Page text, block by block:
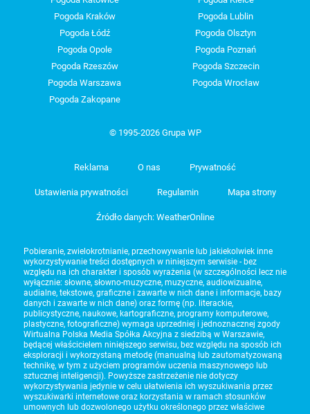
Pogoda Kraków
Pogoda Lublin
Pogoda Łódź
Pogoda Olsztyn
Pogoda Opole
Pogoda Poznań
Pogoda Rzeszów
Pogoda Szczecin
Pogoda Warszawa
Pogoda Wrocław
Pogoda Zakopane
© 1995-2026 Grupa WP
Reklama O nas Prywatność
Ustawienia prywatności Regulamin Mapa strony
Źródło danych: WeatherOnline
Pobieranie, zwielokrotnianie, przechowywanie lub jakiekolwiek inne
wykorzystywanie treści dostępnych w niniejszym serwisie - bez
względu na ich charakter i sposób wyrażenia (w szczególności lecz nie
wyłącznie: słowne, słowno-muzyczne, muzyczne, audiowizualne,
audialne, tekstowe, graficzne i zawarte w nich dane i informacje, bazy
danych i zawarte w nich dane) oraz formę (np. literackie,
publicystyczne, naukowe, kartograficzne, programy komputerowe,
plastyczne, fotograficzne) wymaga uprzedniej i jednoznacznej zgody
Wirtualna Polska Media Spółka Akcyjna z siedzibą w Warszawie,
będącej właścicielem niniejszego serwisu, bez względu na sposób ich
eksploracji i wykorzystaną metodę (manualną lub zautomatyzowaną
technikę, w tym z użyciem programów uczenia maszynowego lub
sztucznej inteligencji). Powyższe zastrzeżenie nie dotyczy
wykorzystywania jedynie w celu ułatwienia ich wyszukiwania przez
wyszukiwarki internetowe oraz korzystania w ramach stosunków
umownych lub dozwolonego użytku określonego przez właściwe